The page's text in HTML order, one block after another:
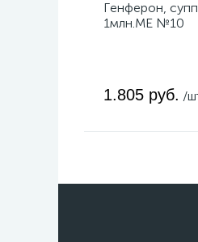
Генферон,
1млн.МЕ №10
1.805 руб. /